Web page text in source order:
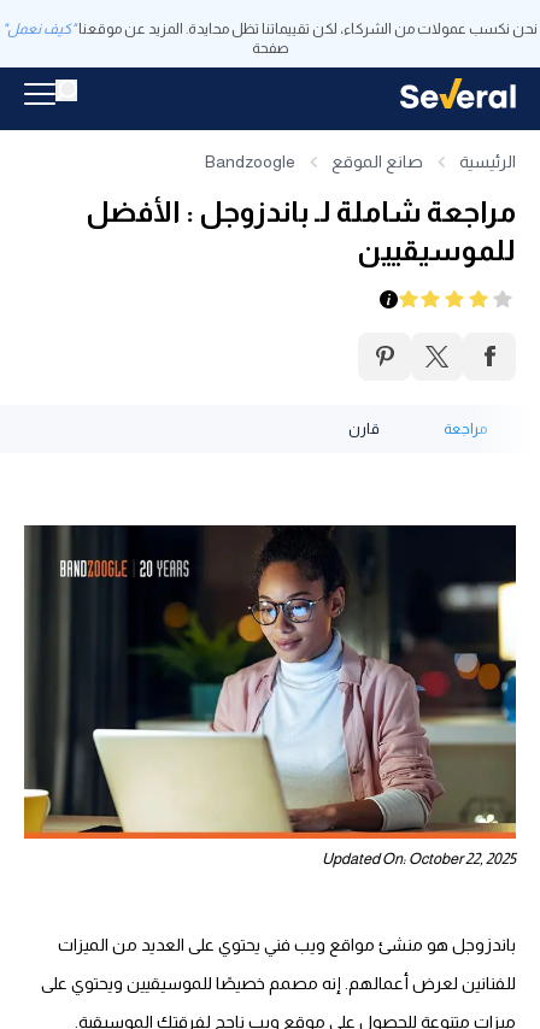
نحن نكسب عمولات من الشركاء، لكن تقييماتنا تظل محايدة. المزيد عن موقعنا "كيف نعمل"
صفحة
الرئيسية صانع الموقع Bandzoogle
مراجعة شاملة لـ باندزوجل : الأفضل
للموسيقيين
مراجعة قارن
Updated On: October 22, 2025
باندزوجل هو منشئ مواقع ويب فني يحتوي على العديد من الميزات
للفنانين لعرض أعمالهم. إنه مصمم خصيصًا للموسيقيين ويحتوي على
ميزات متنوعة للحصول على موقع ويب ناجح لفرقتك الموسيقية.